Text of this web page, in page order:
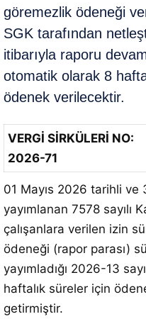
göremezlik ödeneği
SGK tarafından
itibarıyla raporu
otomatik olarak 8
ödenek verilecektir.
VERGİ SİRKÜLERİ NO:
2026-71
01 Mayıs 2026 tarihli ve
yayımlanan 7578 sayılı
çalışanlara verilen izin
ödeneği (rapor parası)
yayımladığı 2026-13
haftalık süreler için
getirmiştir.